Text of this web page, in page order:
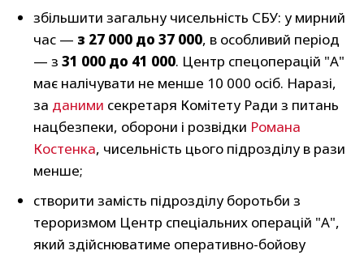
збільшити загальну чисельність СБУ: у мирний
час — з 27 000 до 37 000, в особливий період
— з 31 000 до 41 000. Центр спецоперацій "А"
має налічувати не менше 10 000 осіб. Наразі,
за даними секретаря Комітету Ради з питань
нацбезпеки, оборони і розвідки Романа
Костенка, чисельність цього підрозділу в рази
менше;
створити замість підрозділу боротьби з
тероризмом Центр спеціальних операцій "А",
який здійснюватиме оперативно-бойову